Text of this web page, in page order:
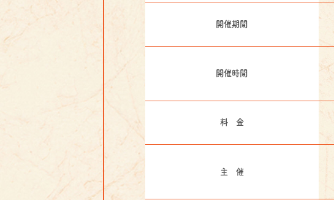
開催期間
開催時間
料 金
主 催